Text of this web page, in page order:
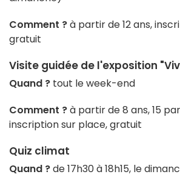
Comment ?à partir de 12 ans,
gratuit
Visite guidée de l'exposition
Quand ? tout le week-end
Comment ?à partir de 8 ans, 15
inscription sur place, gratuit
Quiz climat
Quand ?de 17h30 à 18h15, le